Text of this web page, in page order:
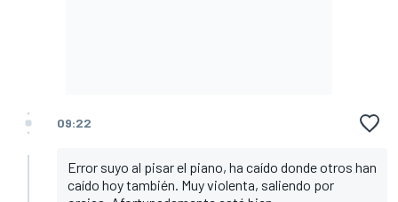
09:22
Error suyo al pisar el piano, ha caído donde otros han
caído hoy también. Muy violenta, saliendo por